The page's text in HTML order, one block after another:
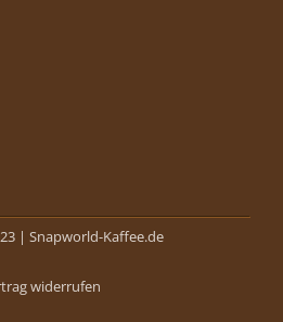
| Snapworld-Kaffee.de
widerrufen